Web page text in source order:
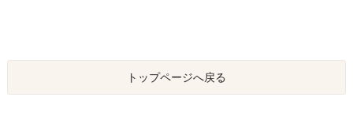
トップページへ戻る